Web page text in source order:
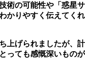
術の可能性や「惑星サ
かりやすく伝えてくれ
上げられましたが、計
っても感慨深いものが